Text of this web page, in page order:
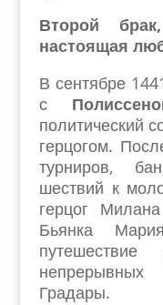
Второй
настоящая
В сентябре
с
политический
герцогом.
турниров,
шествий к
герцог
Бьянка
Градары.